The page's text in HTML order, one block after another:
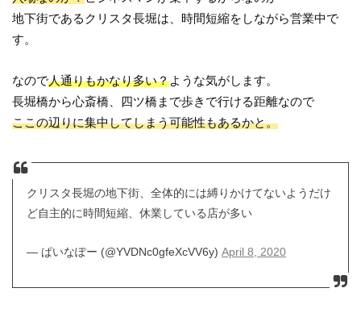
地下街であるクリスタ長堀は、時間短縮をしながら営業中で
す。
なので人通りもかなり多い？ような気がします。
長堀橋から心斎橋、四ツ橋まで歩きで行ける距離なので
ここの辺りに集中してしまう可能性もあるかと。
クリスタ長堀の地下街、全体的には縛りかけてないようだけ
ど自主的に時間短縮、休業している店が多い
— ぱいなぽー (@YVDNc0gfeXcVV6y) April 8, 2020